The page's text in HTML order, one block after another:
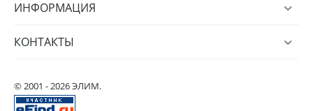
ИНФОРМАЦИЯ
КОНТАКТЫ
© 2001 - 2026 ЭЛИМ.